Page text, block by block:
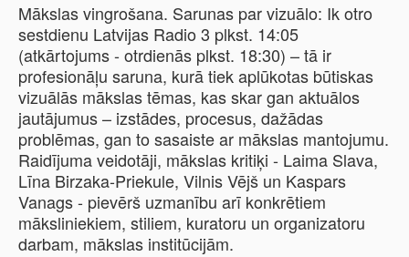
Mākslas vingrošana. Sarunas par vizuālo: Ik otro
sestdienu Latvijas Radio 3 plkst. 14:05
(atkārtojums - otrdienās plkst. 18:30) – tā ir
profesionāļu saruna, kurā tiek aplūkotas būtiskas
vizuālās mākslas tēmas, kas skar gan aktuālos
jautājumus – izstādes, procesus, dažādas
problēmas, gan to sasaiste ar mākslas mantojumu.
Raidījuma veidotāji, mākslas kritiķi - Laima Slava,
Līna Birzaka-Priekule, Vilnis Vējš un Kaspars
Vanags - pievērš uzmanību arī konkrētiem
māksliniekiem, stiliem, kuratoru un organizatoru
darbam, mākslas institūcijām.